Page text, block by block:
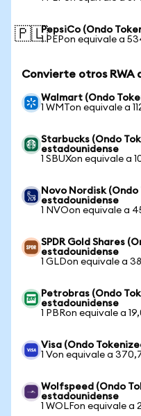
🇵🇱PepsiCo (Ondo
1 PEPon equivale a
Convierte otros RWA
Walmart (Ondo
1 WMTon equivale a
Starbucks (Ondo
estadounidense
1 SBUXon equivale a
Novo Nordisk
estadounidense
1 NVOon equivale a
SPDR Gold Shares
estadounidense
1 GLDon equivale a
Petrobras (Ondo
estadounidense
1 PBRon equivale a
Visa (Ondo
1 Von equivale a
Wolfspeed (Ondo
estadounidense
1 WOLFon equivale a